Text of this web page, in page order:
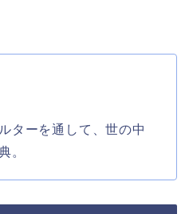
ターを通して、世の中
。